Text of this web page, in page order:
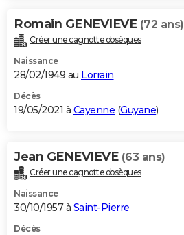
Romain GENEVIEVE (72 ans)
Créer une cagnotte obsèques
Naissance
28/02/1949 au Lorrain
Décès
19/05/2021 à Cayenne (Guyane)
Jean GENEVIEVE (63 ans)
Créer une cagnotte obsèques
Naissance
30/10/1957 à Saint-Pierre
Décès